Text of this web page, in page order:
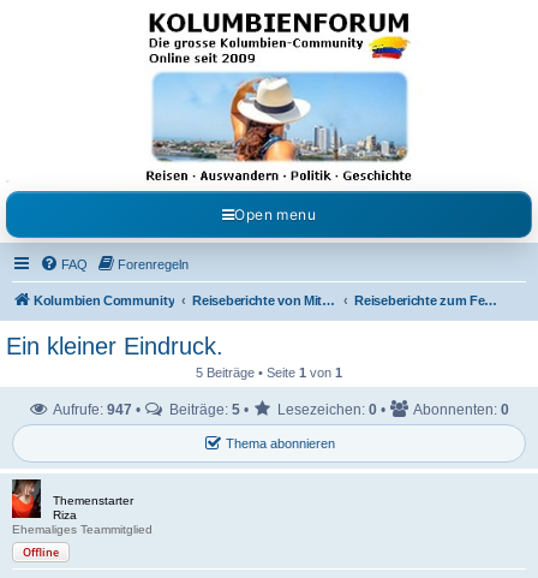
Kolumbienforum - Das
grosse Forum der
Freunde Kolumbiens
Reisen, Auswandern, Kultur, Politik, Geschichte und Visum in Kolumbien und Venezuela.
Austausch, Erfahrungen und Gemeinschaft im Kolumbienforum
Open menu
FAQ Forenregeln
Kolumbien Community Reiseberichte von Mitgliedern Reiseberichte zum Festland
Ein kleiner Eindruck.
5 Beiträge • Seite 1 von 1
Thema abonnieren
Aufrufe: 947 • Beiträge: 5 • Lesezeichen: 0 • Abonnenten: 0
Themenstarter
Riza
Ehemaliges Teammitglied
Offline